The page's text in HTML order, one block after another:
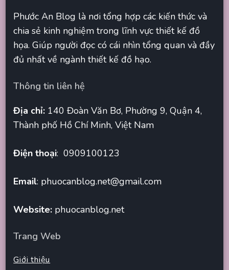
Phước An Blog là nơi tổng hợp các kiến thức và
chia sẻ kinh nghiệm trong lĩnh vực thiết kế đồ
họa. Giúp người đọc có cái nhìn tổng quan và đầy
đủ nhất về ngành thiết kế đồ hạo.
Thông tin liên hệ
Địa chỉ: 140 Đoàn Văn Bơ, Phường 9, Quận 4,
Thành phố Hồ Chí Minh, Việt Nam
Điện thoại: 0909100123
Email: phuocanblog.net@gmail.com
Website: phuocanblog.net
Trang Web
Giới thiệu